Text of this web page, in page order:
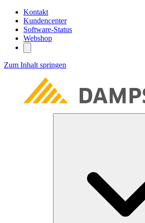
Kontakt
Kundencenter
Software-Status
Webshop
Zum Inhalt springen